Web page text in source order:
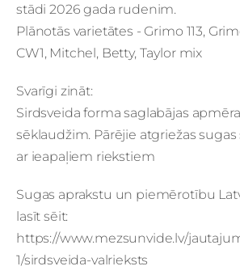
stādi 2026 gada rudenim.
Plānotās varietātes - Grimo 113,
CW1, Mitchel, Betty, Taylor mix
Svarīgi zināt:
Sirdsveida forma saglabājas
sēklaudžim. Pārējie atgriežas
ar ieapaļiem riekstiem
Sugas aprakstu un piemērotību
lasīt sēit:
https://www.mezsunvide.lv/
1/sirdsveida-valrieksts